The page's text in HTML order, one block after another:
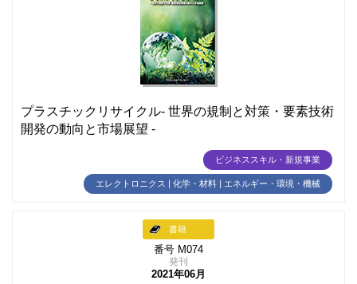
プラスチックリサイクル- 世界の規制と対策・要素技術
開発の動向と市場展望 -
ビジネススキル・新規事業
エレクトロニクス | 化学・材料 | エネルギー・環境・機械
書籍
番号 M074
発刊
2021年06月